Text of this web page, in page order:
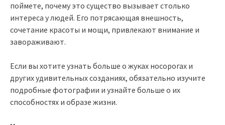
поймете, почему это существо вызывает столько
интереса у людей. Его потрясающая внешность,
сочетание красоты и мощи, привлекают внимание и
завораживают.
Если вы хотите узнать больше о жуках носорогах и
других удивительных созданиях, обязательно изучите
подробные фотографии и узнайте больше о их
способностях и образе жизни.